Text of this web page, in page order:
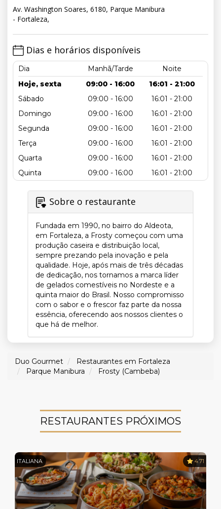
Av. Washington Soares, 6180, Parque Manibura
- Fortaleza,
Dias e horários disponíveis
Dia Manhã/Tarde
Noite
Hoje, sexta
09:00 - 16:00
16:01 - 21:00
Sábado
09:00 - 16:00
16:01 - 21:00
Domingo
09:00 - 16:00
16:01 - 21:00
Segunda
09:00 - 16:00
16:01 - 21:00
Terça
09:00 - 16:00
16:01 - 21:00
Quarta
09:00 - 16:00
16:01 - 21:00
Quinta
09:00 - 16:00 16:01 - 21:00
Sobre o restaurante
Fundada em 1990, no bairro do Aldeota,
em Fortaleza, a Frosty começou com uma
produção caseira e distribuição local,
sempre prezando pela inovação e pela
qualidade. Hoje, após mais de três décadas
de dedicação, nos tornamos a marca líder
de gelados comestíveis no Nordeste e a
quinta maior do Brasil. Nosso compromisso
com o sabor e o frescor faz parte da nossa
essência, oferecendo aos nossos clientes o
que há de melhor.
Duo Gourmet
Restaurantes em Fortaleza
Parque Manibura
Frosty (Cambeba)
RESTAURANTES PRÓXIMOS
ITALIANA 4.71